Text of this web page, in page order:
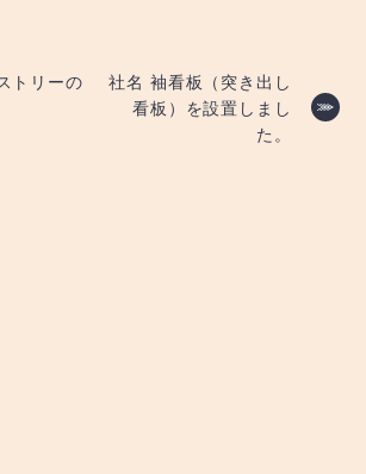
トリーの
社名 袖看板（突き出し
看板）を設置しまし
た。